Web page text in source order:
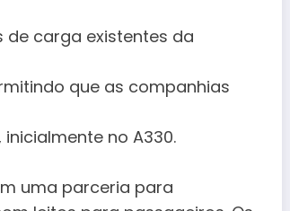
carga existentes da
que as companhias
no A330.
uma parceria para